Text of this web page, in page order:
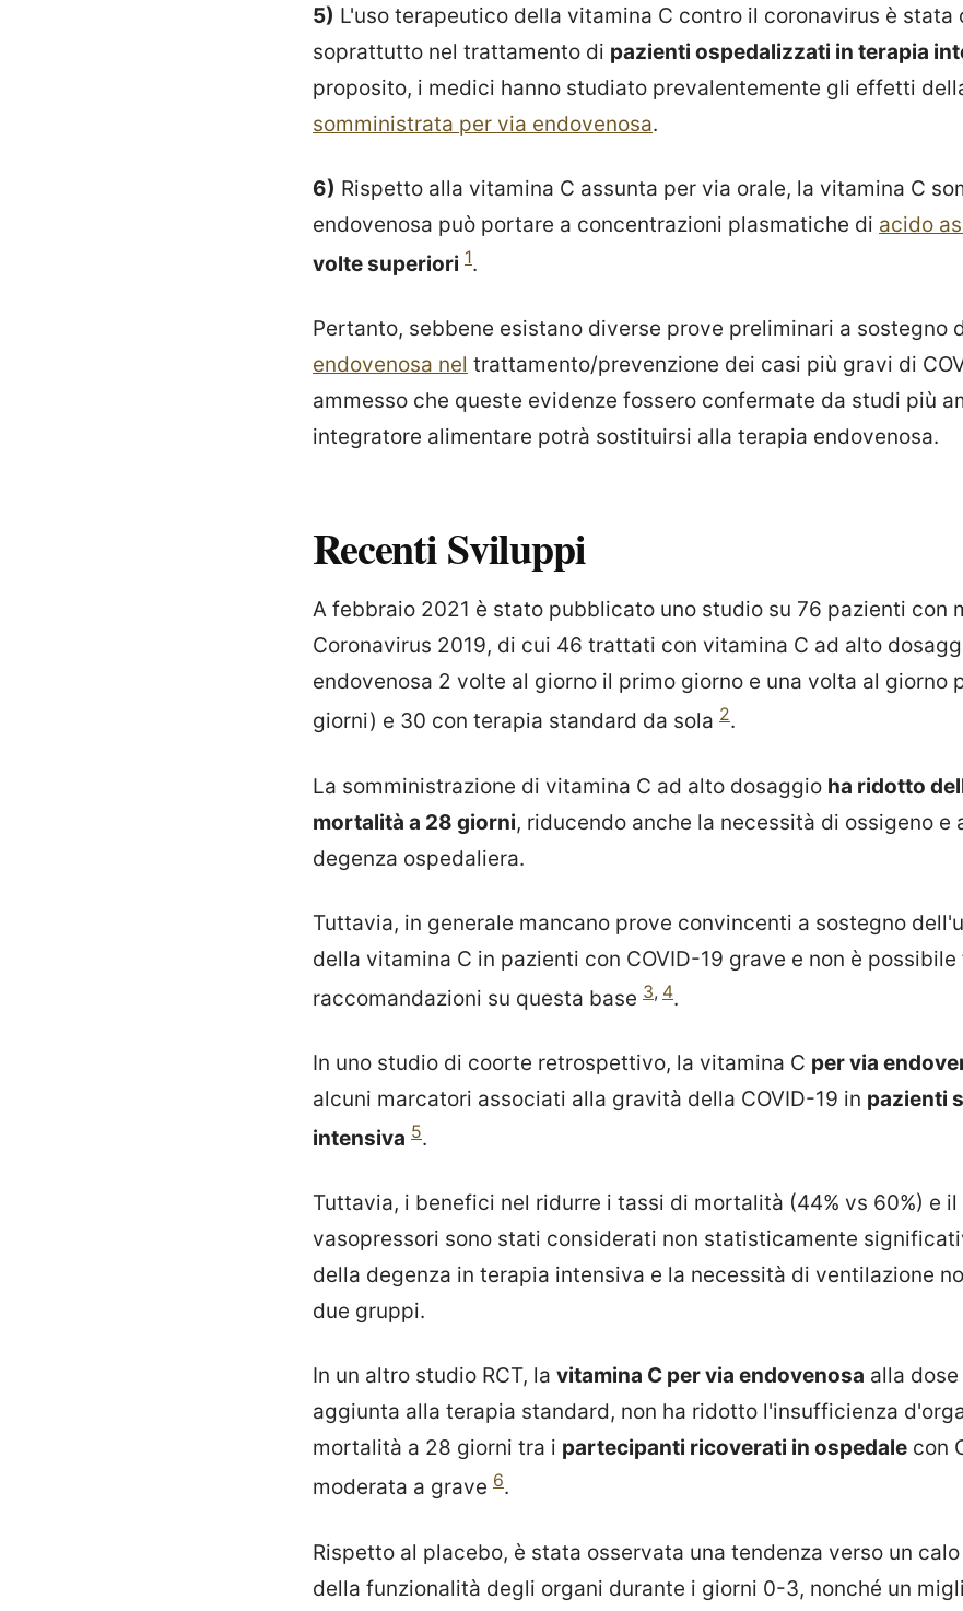
5) L'uso terapeutico della vitamina C contro il coronavirus è
soprattutto nel trattamento di pazienti ospedalizzati in terapia
proposito, i medici hanno studiato prevalentemente gli effetti
somministrata per via endovenosa.
6) Rispetto alla vitamina C assunta per via orale, la vitamina C
endovenosa può portare a concentrazioni plasmatiche di acido
volte superiori 1.
Pertanto, sebbene esistano diverse prove preliminari a sostegno
endovenosa nel trattamento/prevenzione dei casi più gravi di
ammesso che queste evidenze fossero confermate da studi più
integratore alimentare potrà sostituirsi alla terapia endovenosa.
Recenti Sviluppi
A febbraio 2021 è stato pubblicato uno studio su 76 pazienti con
Coronavirus 2019, di cui 46 trattati con vitamina C ad alto
endovenosa 2 volte al giorno il primo giorno e una volta al giorno
giorni) e 30 con terapia standard da sola 2.
La somministrazione di vitamina C ad alto dosaggio ha ridotto
mortalità a 28 giorni, riducendo anche la necessità di ossigeno e
degenza ospedaliera.
Tuttavia, in generale mancano prove convincenti a sostegno
della vitamina C in pazienti con COVID-19 grave e non è possibile
raccomandazioni su questa base 3, 4.
In uno studio di coorte retrospettivo, la vitamina C per via
alcuni marcatori associati alla gravità della COVID-19 in pazienti
intensiva 5.
Tuttavia, i benefici nel ridurre i tassi di mortalità (44% vs 60%) e
vasopressori sono stati considerati non statisticamente
della degenza in terapia intensiva e la necessità di ventilazione
due gruppi.
In un altro studio RCT, la vitamina C per via endovenosa alla
aggiunta alla terapia standard, non ha ridotto l'insufficienza
mortalità a 28 giorni tra i partecipanti ricoverati in ospedale con
moderata a grave 6.
Rispetto al placebo, è stata osservata una tendenza verso un
della funzionalità degli organi durante i giorni 0-3, nonché un